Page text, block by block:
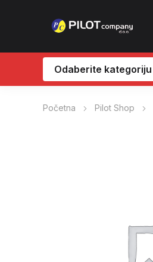
Odaberite kategoriju
Početna Pilot Shop